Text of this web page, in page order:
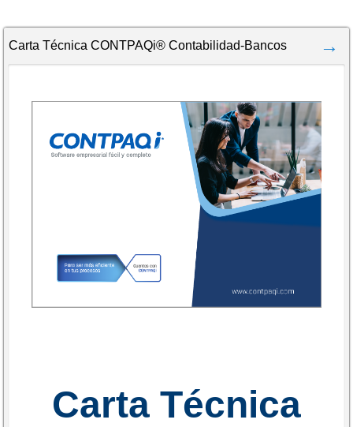
Carta Técnica CONTPAQi® Contabilidad-Bancos
Carta Técnica